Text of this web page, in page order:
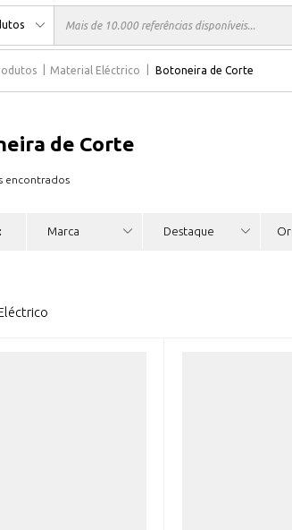
Material Eléctrico Botoneira de Corte
de Corte
encontrados